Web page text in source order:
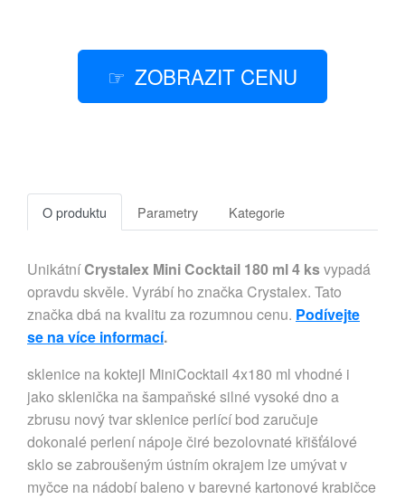
ZOBRAZIT CENU
O produktu Parametry Kategorie
UnikátníCrystalex Mini Cocktail 180 ml 4 ksvypadá
opravdu skvěle. Vyrábí ho značka Crystalex. Tato
značka dbá na kvalitu za rozumnou cenu. Podívejte
se na více informací.
sklenice na koktejl MiniCocktail 4x180 ml vhodné i
jako sklenička na šampaňské silné vysoké dno a
zbrusu nový tvar sklenice perlící bod zaručuje
dokonalé perlení nápoje čiré bezolovnaté křišťálové
sklo se zabroušeným ústním okrajem lze umývat v
myčce na nádobí baleno v barevné kartonové krabičce